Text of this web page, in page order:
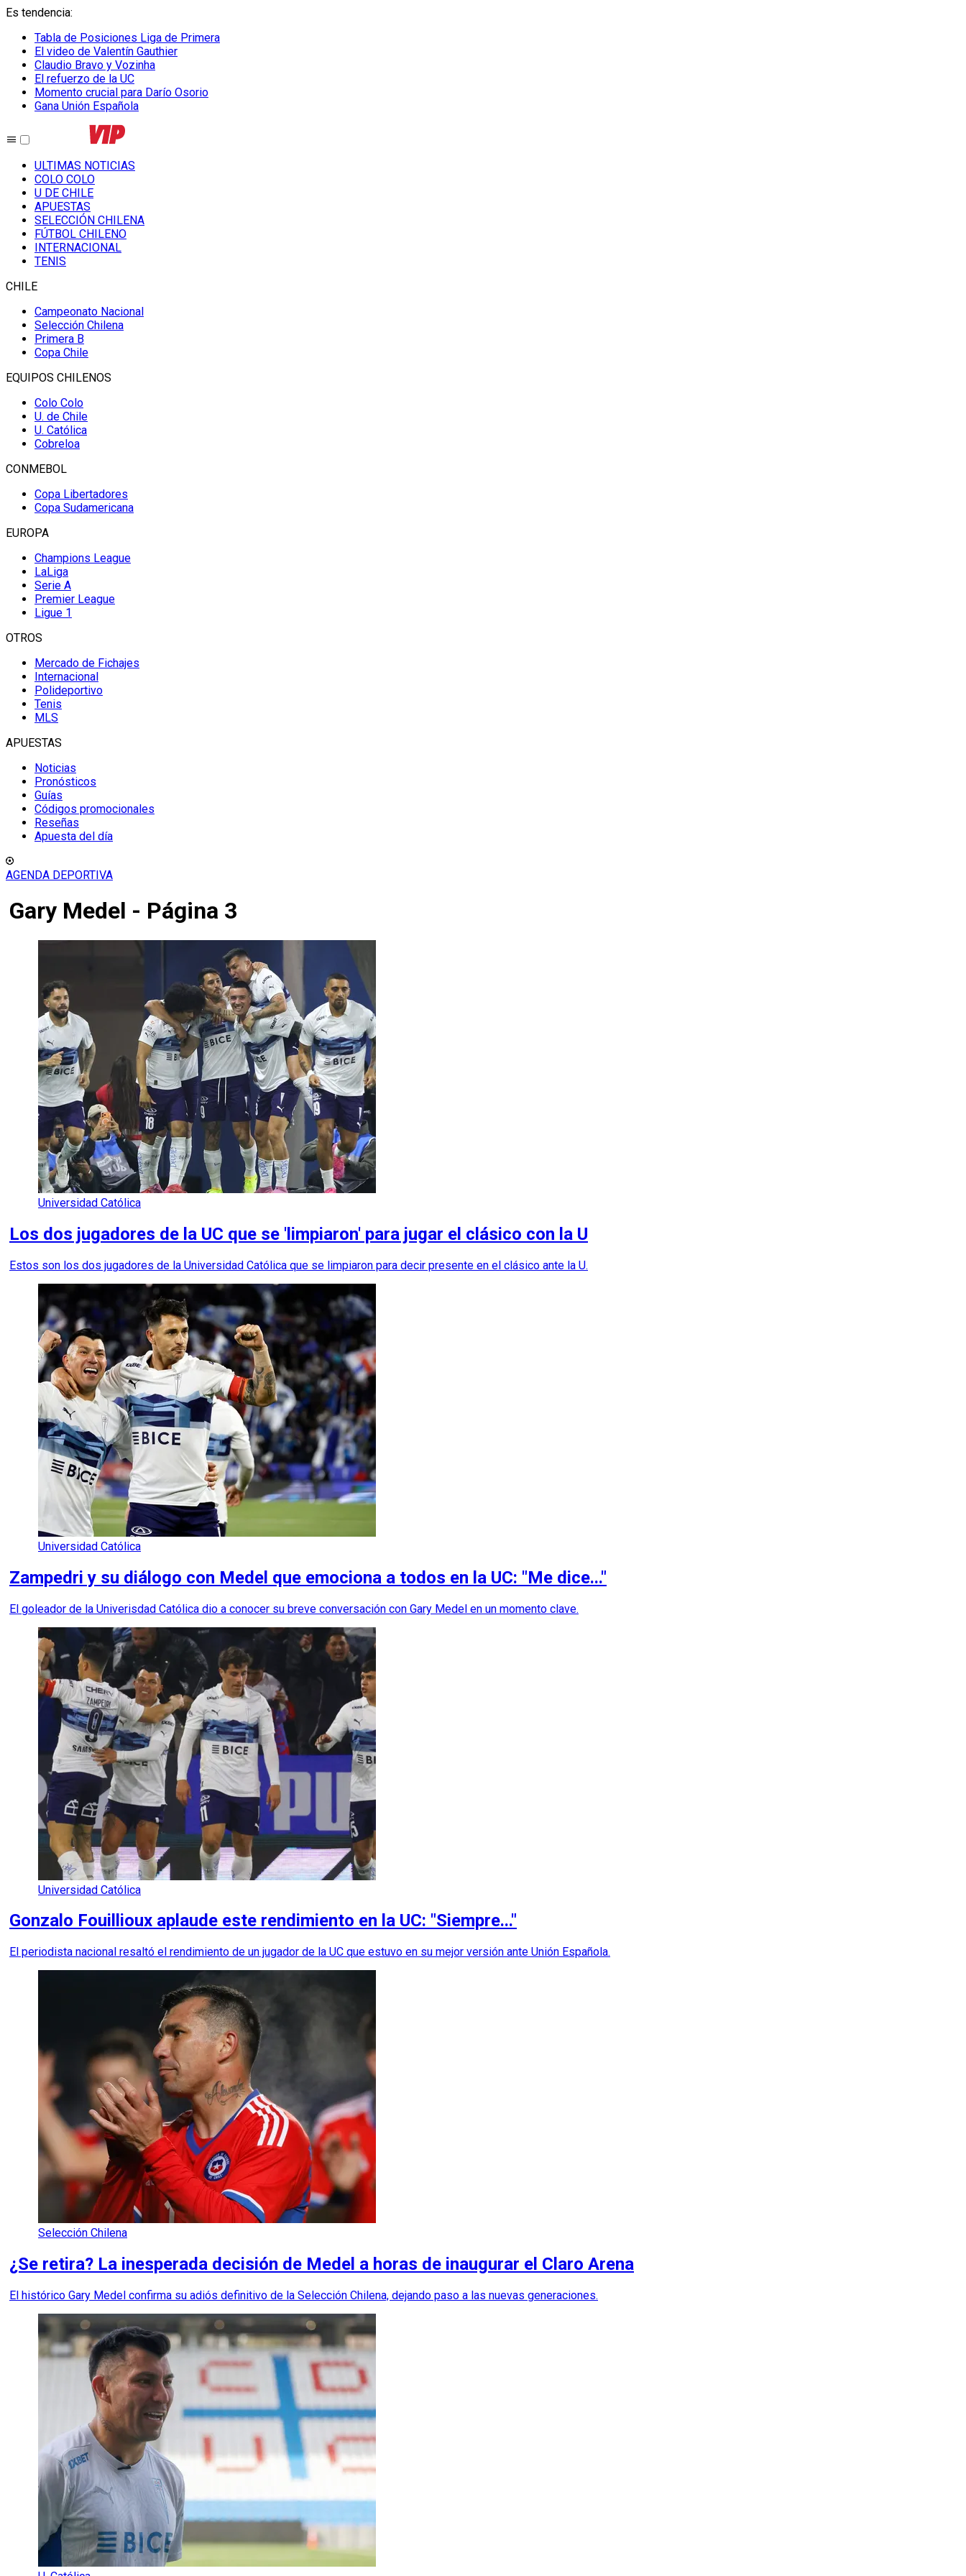
Es tendencia:
Tabla de Posiciones Liga de Primera
El video de Valentín Gauthier
Claudio Bravo y Vozinha
El refuerzo de la UC
Momento crucial para Darío Osorio
Gana Unión Española
ULTIMAS NOTICIAS
COLO COLO
U DE CHILE
APUESTAS
SELECCIÓN CHILENA
FÚTBOL CHILENO
INTERNACIONAL
TENIS
CHILE
Campeonato Nacional
Selección Chilena
Primera B
Copa Chile
EQUIPOS CHILENOS
Colo Colo
U. de Chile
U. Católica
Cobreloa
CONMEBOL
Copa Libertadores
Copa Sudamericana
EUROPA
Champions League
LaLiga
Serie A
Premier League
Ligue 1
OTROS
Mercado de Fichajes
Internacional
Polideportivo
Tenis
MLS
APUESTAS
Noticias
Pronósticos
Guías
Códigos promocionales
Reseñas
Apuesta del día
AGENDA DEPORTIVA
Gary Medel - Página 3
Universidad Católica
Los dos jugadores de la UC que se 'limpiaron' para jugar el clásico con la U
Estos son los dos jugadores de la Universidad Católica que se limpiaron para decir presente en el clásico ante la U.
Universidad Católica
Zampedri y su diálogo con Medel que emociona a todos en la UC: "Me dice..."
El goleador de la Univerisdad Católica dio a conocer su breve conversación con Gary Medel en un momento clave.
Universidad Católica
Gonzalo Fouillioux aplaude este rendimiento en la UC: "Siempre..."
El periodista nacional resaltó el rendimiento de un jugador de la UC que estuvo en su mejor versión ante Unión Española.
Selección Chilena
¿Se retira? La inesperada decisión de Medel a horas de inaugurar el Claro Arena
El histórico Gary Medel confirma su adiós definitivo de la Selección Chilena, dejando paso a las nuevas generaciones.